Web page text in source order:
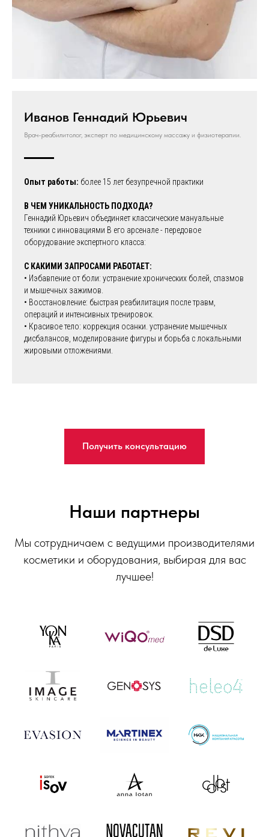
Иванов Геннадий Юрьевич
Врач-реабилитолог, эксперт по медицинскому массажу и физиотерапии.
Опыт работы: более 15 лет безупречной практики
В ЧЕМ УНИКАЛЬНОСТЬ ПОДХОДА?
Геннадий Юрьевич объединяет классические мануальные
техники с инновациями В его арсенале - передовое
оборудование экспертного класса:
С КАКИМИ ЗАПРОСАМИ РАБОТАЕТ:
• Иэбавпение от боли: устранение хронических болей, спазмов
и мышечных зажимов.
• Восстановление: быстрая реабилитация после травм,
операций и интенсивных тренировок.
• Красивое тело: коррекция осанки. устранение мышечных
дисбалансов, моделирование фигуры и борьба с локальными
жировыми отложениями.
Получить консультацию
Наши партнеры
Мы сотрудничаем с ведущими производителями
косметики и оборудования, выбирая для вас
лучшее!